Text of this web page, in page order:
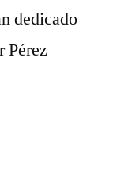
dedicado
Pérez